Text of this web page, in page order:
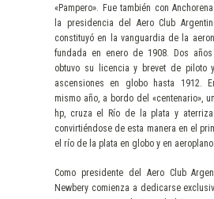
«Pampero». Fue también con
la presidencia del Aero Club
constituyó en la vanguardia de la
fundada en enero de 1908. Dos
obtuvo su licencia y brevet de piloto
ascensiones en globo hasta 1912.
mismo año, a bordo del «centenario»,
hp, cruza el Río de la plata y aterriza
convirtiéndose de esta manera en el
el río de la plata en globo y en aeroplano.
Como presidente del Aero Club
Newbery comienza a dedicarse